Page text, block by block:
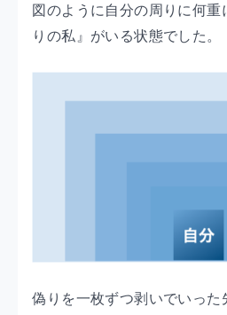
図のように自分の周りに何重
りの私』がいる状態でした。
偽りを一枚ずつ剥いでいった